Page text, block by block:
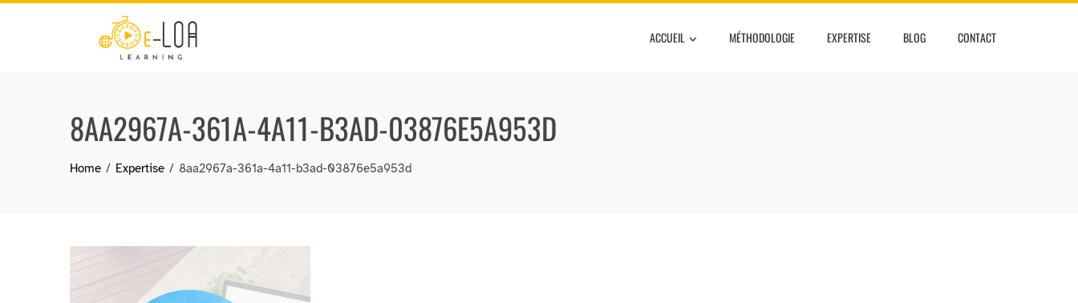
ACCUEIL MÉTHODOLOGIE EXPERTISE BLOG CONTACT
8AA2967A-361A-4A11-B3AD-03876E5A953D
Home Expertise 8aa2967a-361a-4a11-b3ad-03876e5a953d